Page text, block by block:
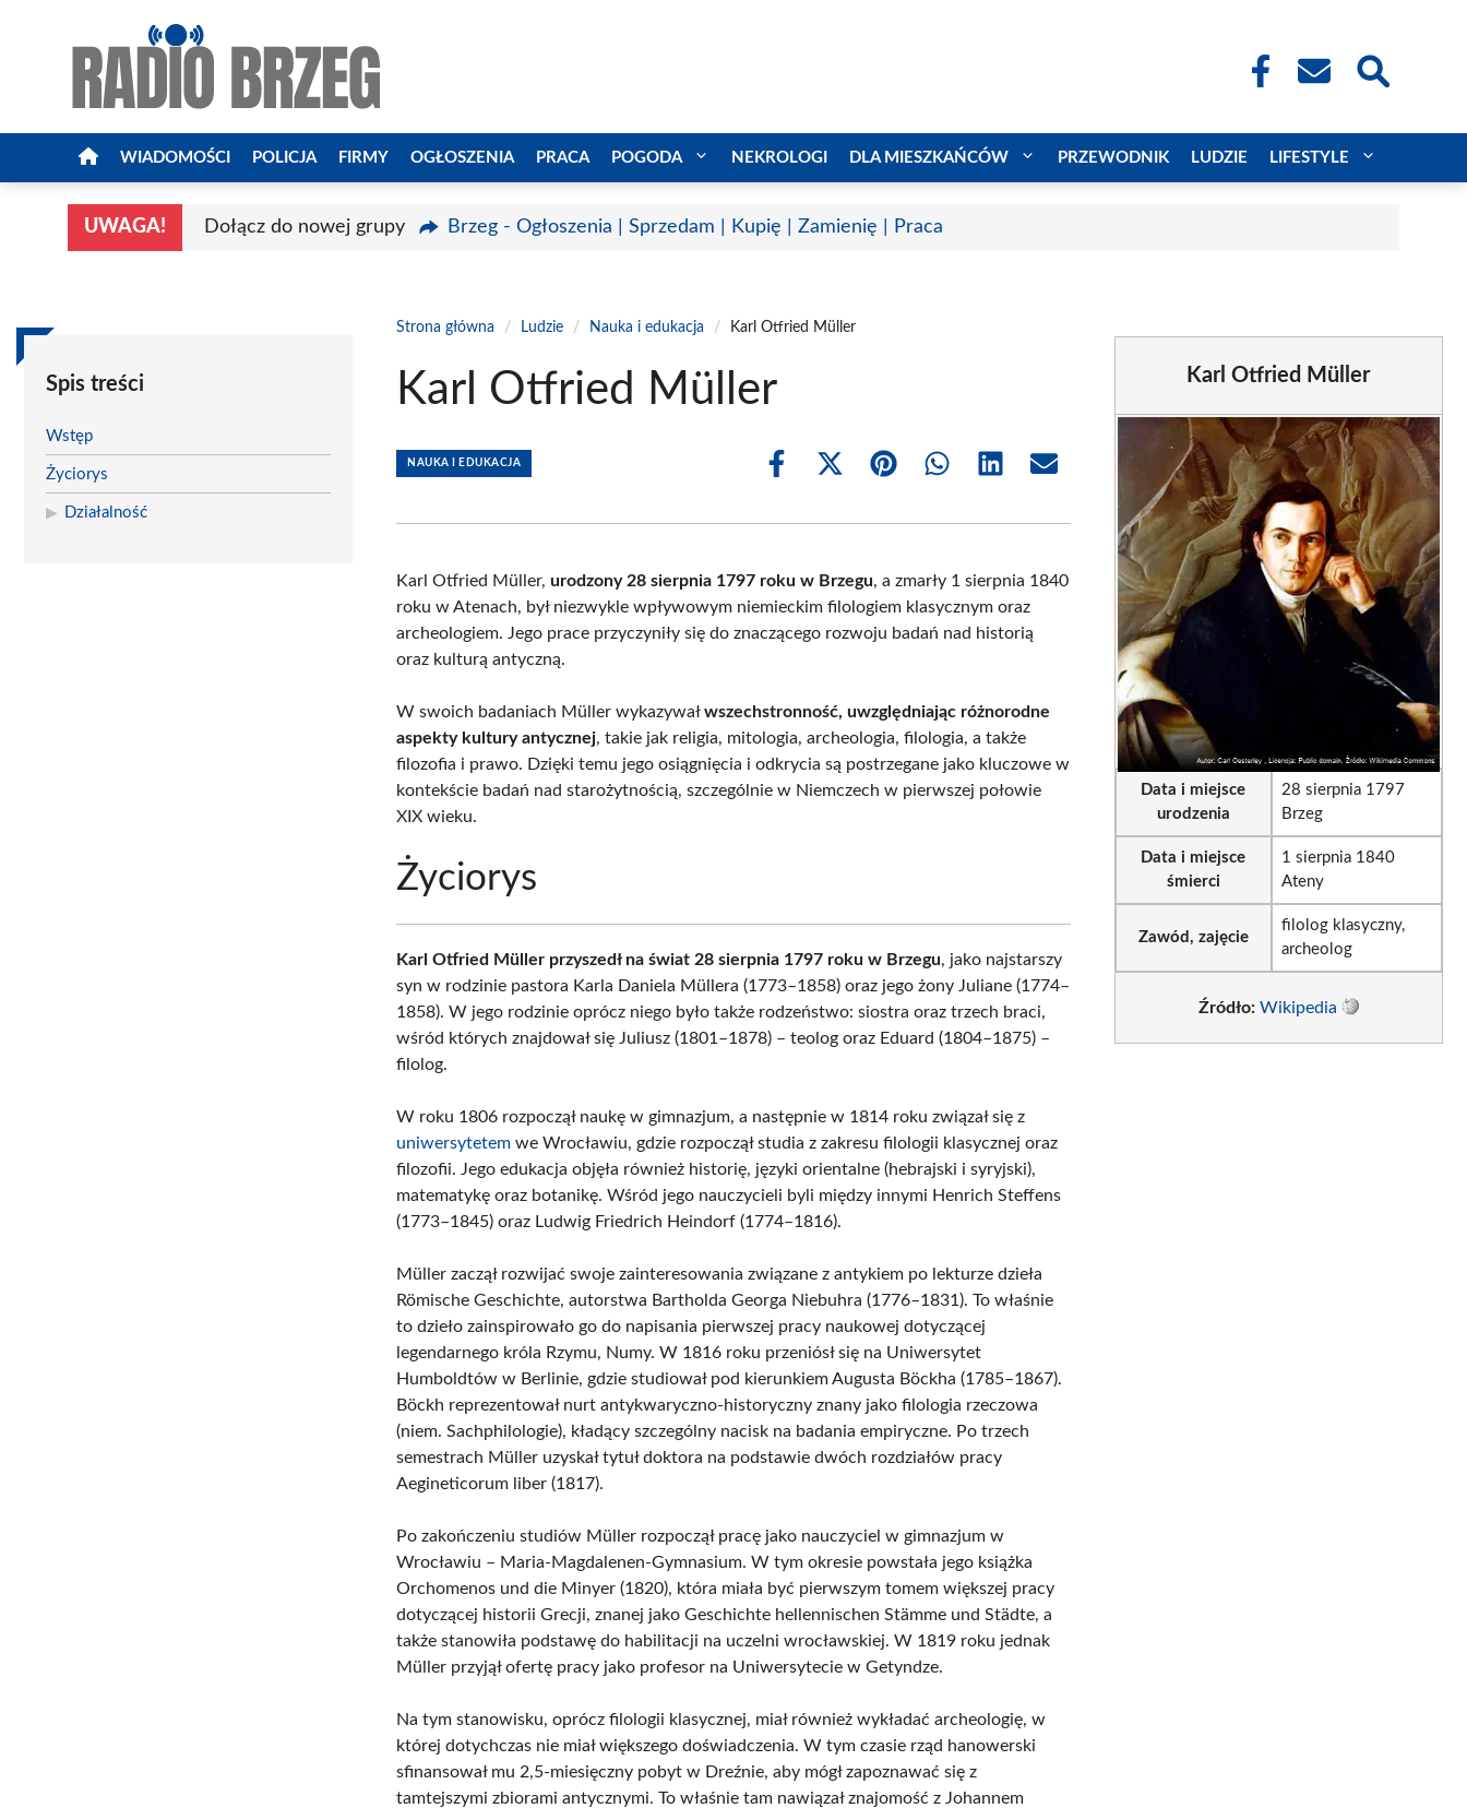
WIADOMOŚCI POLICJA FIRMY OGŁOSZENIA PRACA POGODA NEKROLOGI DLA MIESZKAŃCÓW PRZEWODNIK LUDZIE LIFESTYLE
UWAGA! Dołącz do nowej grupy Brzeg - Ogłoszenia | Sprzedam | Kupię | Zamienię | Praca
Spis treści
Wstęp
Życiorys
Działalność
Strona główna / Ludzie / Nauka i edukacja / Karl Otfried Müller
Karl Otfried Müller
NAUKA I EDUKACJA
Share
Share
(Twitter)
Share Share Share Share
Karl Otfried Müller,urodzony 28 sierpnia 1797 roku w Brzegu, a zmarły 1 sierpnia 1840
roku w Atenach, był niezwykle wpływowym niemieckim filologiem klasycznym oraz
archeologiem. Jego prace przyczyniły się do znaczącego rozwoju badań nad historią
oraz kulturą antyczną.
W swoich badaniach Müller wykazywałwszechstronność, uwzględniając różnorodne
aspekty kultury antycznej, takie jak religia, mitologia, archeologia, filologia, a także
filozofia i prawo. Dzięki temu jego osiągnięcia i odkrycia są postrzegane jako kluczowe w
kontekście badań nad starożytnością, szczególnie w Niemczech w pierwszej połowie
XIX wieku.
Życiorys
Karl Otfried Müller przyszedł na świat 28 sierpnia 1797 roku w Brzegu, jako najstarszy
syn w rodzinie pastora Karla Daniela Müllera (1773–1858) oraz jego żony Juliane (1774–
1858). W jego rodzinie oprócz niego było także rodzeństwo: siostra oraz trzech braci,
wśród których znajdował się Juliusz (1801–1878) – teolog oraz Eduard (1804–1875) –
filolog.
W roku 1806 rozpoczął naukę w gimnazjum, a następnie w 1814 roku związał się z
uniwersytetem we Wrocławiu, gdzie rozpoczął studia z zakresu filologii klasycznej oraz
filozofii. Jego edukacja objęła również historię, języki orientalne (hebrajski i syryjski),
matematykę oraz botanikę. Wśród jego nauczycieli byli między innymi Henrich Steffens
(1773–1845) oraz Ludwig Friedrich Heindorf (1774–1816).
Müller zaczął rozwijać swoje zainteresowania związane z antykiem po lekturze dzieła
Römische Geschichte, autorstwa Bartholda Georga Niebuhra (1776–1831). To właśnie
to dzieło zainspirowało go do napisania pierwszej pracy naukowej dotyczącej
legendarnego króla Rzymu, Numy. W 1816 roku przeniósł się na Uniwersytet
Humboldtów w Berlinie, gdzie studiował pod kierunkiem Augusta Böckha (1785–1867).
Böckh reprezentował nurt antykwaryczno-historyczny znany jako filologia rzeczowa
(niem. Sachphilologie), kładący szczególny nacisk na badania empiryczne. Po trzech
semestrach Müller uzyskał tytuł doktora na podstawie dwóch rozdziałów pracy
Aegineticorum liber (1817).
Po zakończeniu studiów Müller rozpoczął pracę jako nauczyciel w gimnazjum w
Wrocławiu – Maria-Magdalenen-Gymnasium. W tym okresie powstała jego książka
Orchomenos und die Minyer (1820), która miała być pierwszym tomem większej pracy
dotyczącej historii Grecji, znanej jako Geschichte hellennischen Stämme und Städte, a
także stanowiła podstawę do habilitacji na uczelni wrocławskiej. W 1819 roku jednak
Müller przyjął ofertę pracy jako profesor na Uniwersytecie w Getyndze.
Na tym stanowisku, oprócz filologii klasycznej, miał również wykładać archeologię, w
której dotychczas nie miał większego doświadczenia. W tym czasie rząd hanowerski
sfinansował mu 2,5-miesięczny pobyt w Dreźnie, aby mógł zapoznawać się z
tamtejszymi zbiorami antycznymi. To właśnie tam nawiązał znajomość z Johannem
Karl Otfried Müller
Data i miejsce
urodzenia
28 sierpnia 1797
Brzeg
Data i miejsce
śmierci
1 sierpnia 1840
Ateny
Zawód, zajęcie
filolog klasyczny,
archeolog
Źródło: Wikipedia